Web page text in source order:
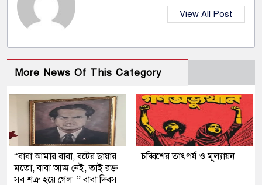
View All Post
More News Of This Category
“বাবা আমার বাবা, বটের ছায়ার
মতো, বাবা আজ নেই, তাই রক্ত
সব শত্রু হয়ে গেল।” বাবা দিবস
চব্বিশের তাৎপর্য ও মূল্যায়ন।